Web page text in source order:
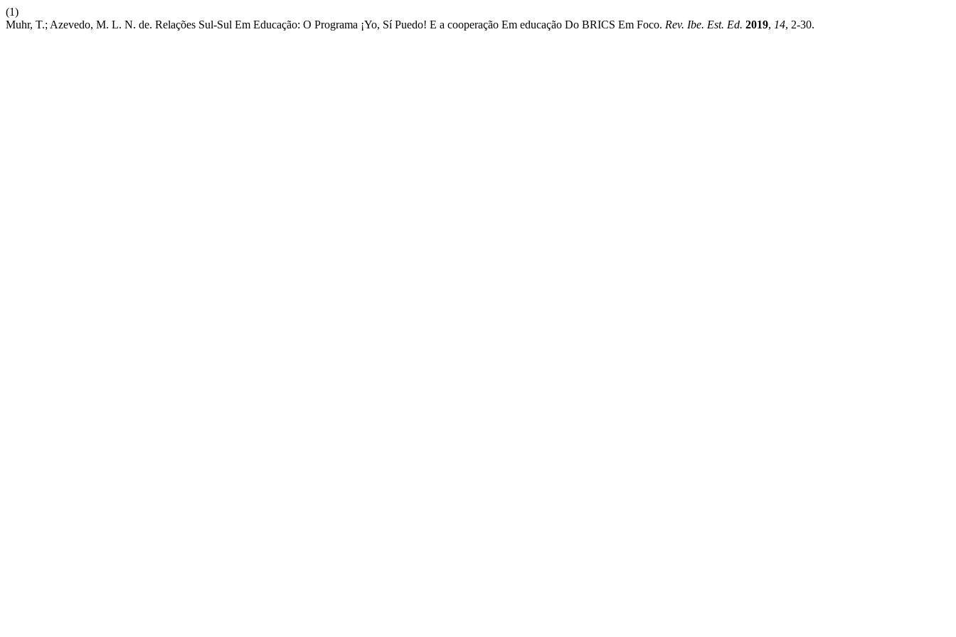
(1)
Muhr, T.; Azevedo, M. L. N. de. Relações Sul-Sul Em Educação: O Programa ¡Yo, Sí Puedo! E a cooperação Em educação Do BRICS Em Foco. Rev. Ibe. Est. Ed. 2019, 14, 2-30.